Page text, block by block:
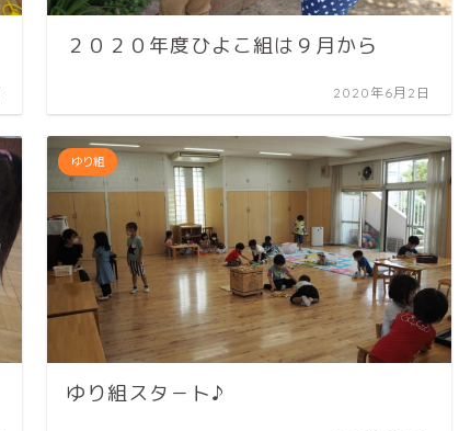
２０２０年度ひよこ組は９月から
2020年6月2日
ゆり組
ゆり組スタ－ト♪